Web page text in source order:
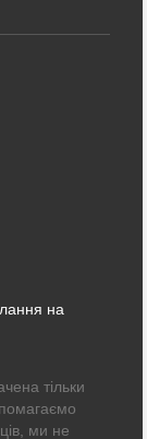
на
тільки
ми не